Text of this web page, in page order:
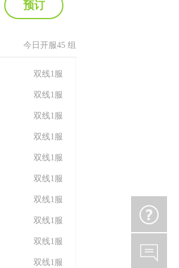
预订
今日开服45 组
双线1服
双线1服
双线1服
双线1服
双线1服
双线1服
双线1服
双线1服
双线1服
双线1服